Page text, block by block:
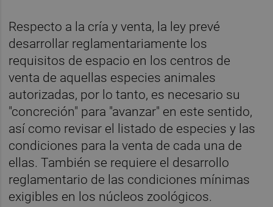
Respecto a la cría y venta, la ley prevé
desarrollar reglamentariamente los
requisitos de espacio en los centros de
venta de aquellas especies animales
autorizadas, por lo tanto, es necesario su
"concreción" para "avanzar" en este sentido,
así como revisar el listado de especies y las
condiciones para la venta de cada una de
ellas. También se requiere el desarrollo
reglamentario de las condiciones mínimas
exigibles en los núcleos zoológicos.